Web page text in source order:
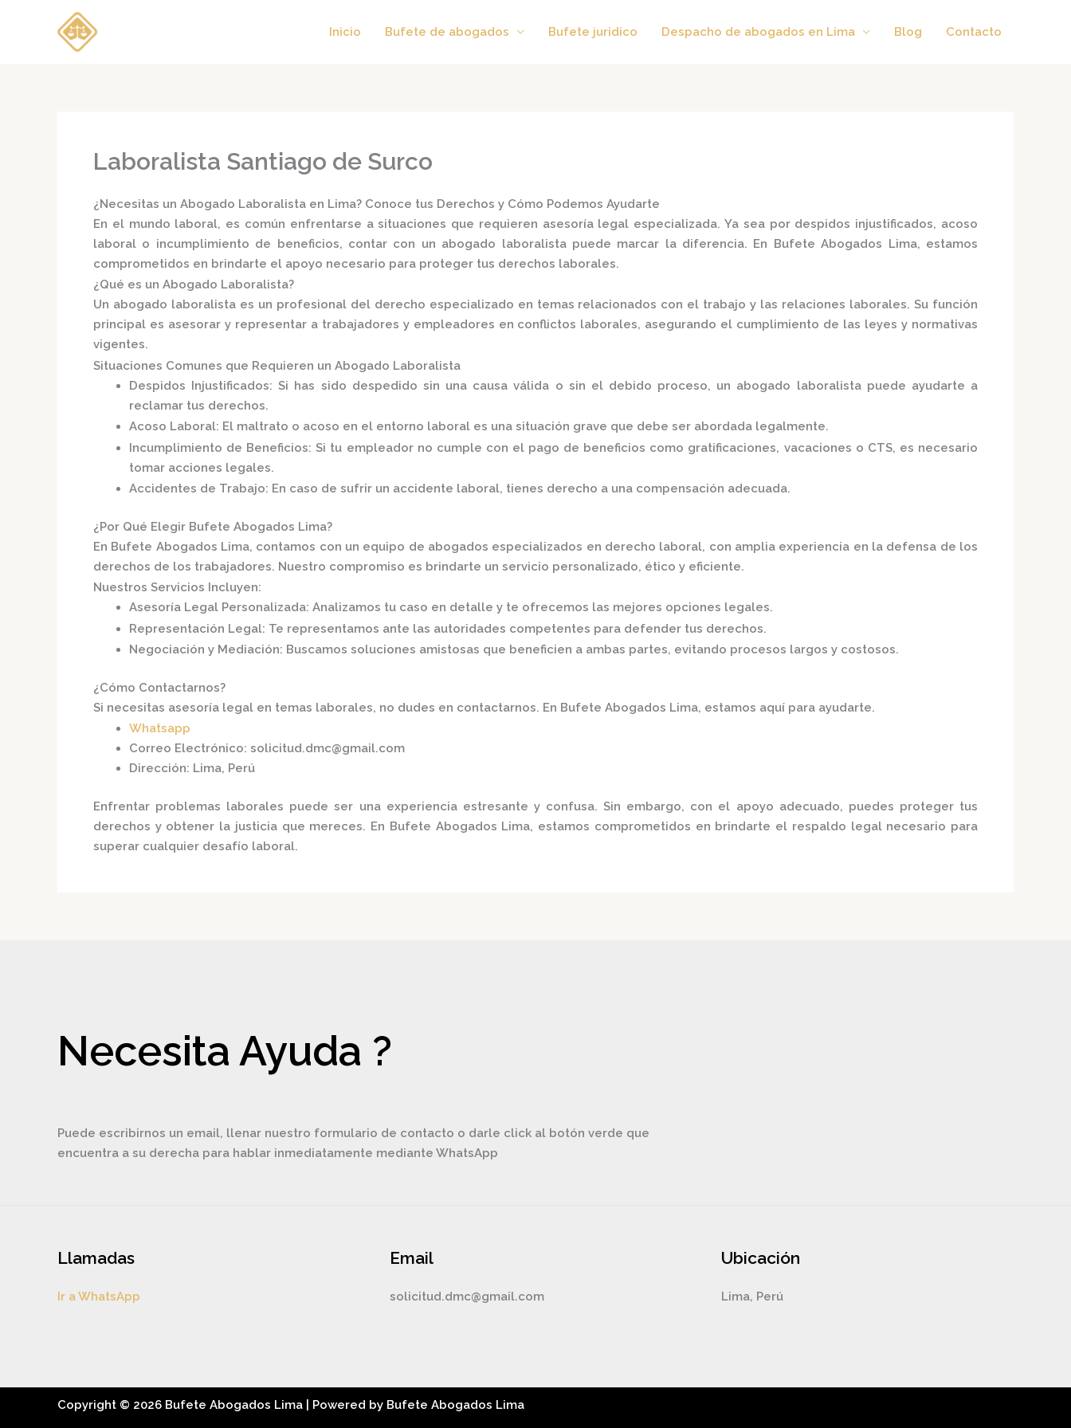
Inicio Bufete de abogados Bufete juridico Despacho de abogados en Lima Blog Contacto
Laboralista Santiago de Surco
¿Necesitas un Abogado Laboralista en Lima? Conoce tus Derechos y Cómo Podemos Ayudarte
En el mundo laboral, es común enfrentarse a situaciones que requieren asesoría legal especializada. Ya sea por despidos injustificados, acoso
laboral o incumplimiento de beneficios, contar con un abogado laboralistapuede marcar la diferencia. En Bufete Abogados Lima, estamos
comprometidos en brindarte el apoyo necesario para proteger tus derechos laborales.
¿Qué es un Abogado Laboralista?
Un abogado laboralistaes un profesional del derecho especializado en temas relacionados con el trabajo y las relaciones laborales. Su función
principal es asesorar y representar a trabajadores y empleadores en conflictos laborales, asegurando el cumplimiento de las leyes y normativas
vigentes.
Situaciones Comunes que Requieren un Abogado Laboralista
Despidos Injustificados:Si has sido despedido sin una causa válida o sin el debido proceso, un abogado laboralista puede ayudarte a
reclamar tus derechos.
Acoso Laboral: El maltrato o acoso en el entorno laboral es una situación grave que debe ser abordada legalmente.
Incumplimiento de Beneficios:Si tu empleador no cumple con el pago de beneficios como gratificaciones, vacaciones o CTS, es necesario
tomar acciones legales.
Accidentes de Trabajo: En caso de sufrir un accidente laboral, tienes derecho a una compensación adecuada.
¿Por Qué Elegir Bufete Abogados Lima?
En Bufete Abogados Lima, contamos con un equipo de abogados especializados en derecho laboral, con amplia experiencia en la defensa de los
derechos de los trabajadores. Nuestro compromiso es brindarte un servicio personalizado, ético y eficiente.
Nuestros Servicios Incluyen:
Asesoría Legal Personalizada: Analizamos tu caso en detalle y te ofrecemos las mejores opciones legales.
Representación Legal: Te representamos ante las autoridades competentes para defender tus derechos.
Negociación y Mediación: Buscamos soluciones amistosas que beneficien a ambas partes, evitando procesos largos y costosos.
¿Cómo Contactarnos?
Si necesitas asesoría legal en temas laborales, no dudes en contactarnos. En Bufete Abogados Lima, estamos aquí para ayudarte.
Whatsapp
Correo Electrónico: solicitud.dmc@gmail.com
Dirección: Lima, Perú
Enfrentar problemas laborales puede ser una experiencia estresante y confusa. Sin embargo, con el apoyo adecuado, puedes proteger tus
derechos y obtener la justicia que mereces. En Bufete Abogados Lima, estamos comprometidos en brindarte el respaldo legal necesario para
superar cualquier desafío laboral.
Necesita Ayuda ?
Puede escribirnos un email, llenar nuestro formulario de contacto o darle click al botón verde que
encuentra a su derecha para hablar inmediatamente mediante WhatsApp
Llamadas
Ir a WhatsApp
Email
solicitud.dmc@gmail.com
Ubicación
Lima, Perú
Copyright © 2026 Bufete Abogados Lima | Powered by Bufete Abogados Lima